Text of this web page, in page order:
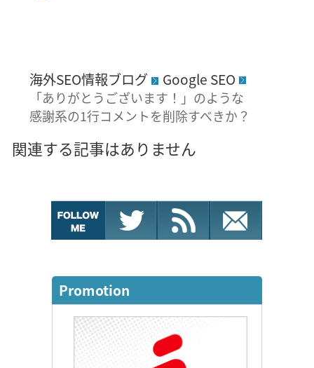
海外SEO情報ブログ Google SEO
「ありがとうございます！」のような
感謝系の1行コメントを削除すべきか？
関連する記事はありません
Promotion